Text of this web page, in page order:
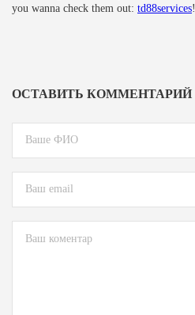
you wanna check them out: td88services!
ОСТАВИТЬ КОММЕНТАРИЙ